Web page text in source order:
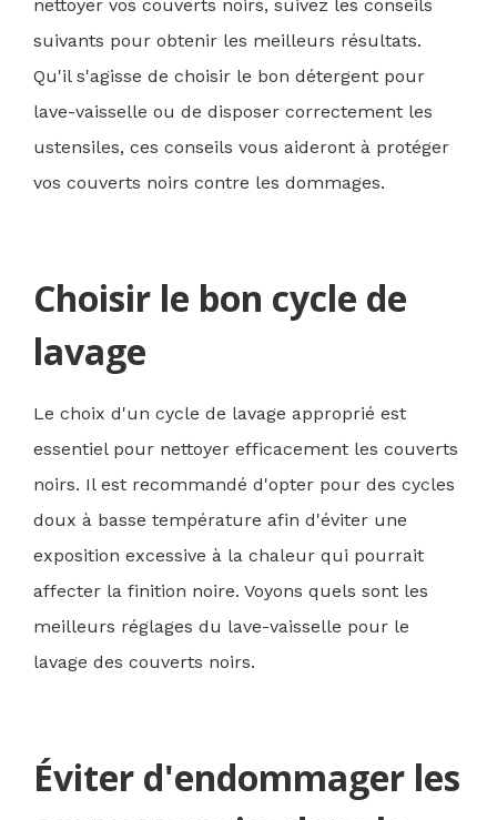
nettoyer vos couverts noirs, suivez les conseils
suivants pour obtenir les meilleurs résultats.
Qu'il s'agisse de choisir le bon détergent pour
lave-vaisselle ou de disposer correctement les
ustensiles, ces conseils vous aideront à protéger
vos couverts noirs contre les dommages.
Choisir le bon cycle de
lavage
Le choix d'un cycle de lavage approprié est
essentiel pour nettoyer efficacement les couverts
noirs. Il est recommandé d'opter pour des cycles
doux à basse température afin d'éviter une
exposition excessive à la chaleur qui pourrait
affecter la finition noire. Voyons quels sont les
meilleurs réglages du lave-vaisselle pour le
lavage des couverts noirs.
Éviter d'endommager les